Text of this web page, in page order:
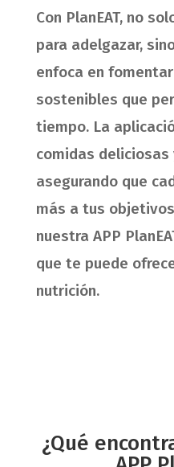
Con PlanEAT, no
para adelgazar,
enfoca en
sostenibles que
tiempo. La
comidas
asegurando que
más a tus
nuestra APP
que te puede
nutrición.
¿Qué